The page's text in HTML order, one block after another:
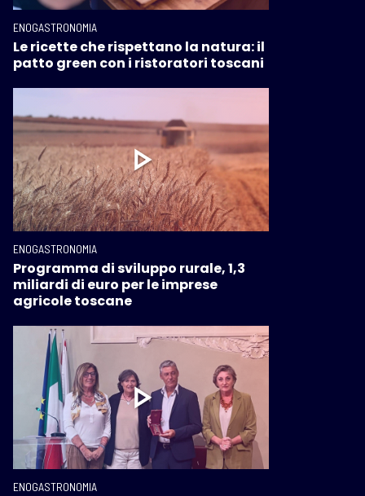
ENOGASTRONOMIA
Le ricette che rispettano la natura: il
patto green con i ristoratori toscani
ENOGASTRONOMIA
Programma di sviluppo rurale, 1,3
miliardi di euro per le imprese
agricole toscane
ENOGASTRONOMIA